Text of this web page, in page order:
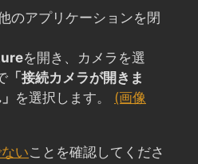
のアプリケーションを閉
を開き、カメラを選
「接続カメラが開きま
を選択します。 (画像
いことを確認してくださ